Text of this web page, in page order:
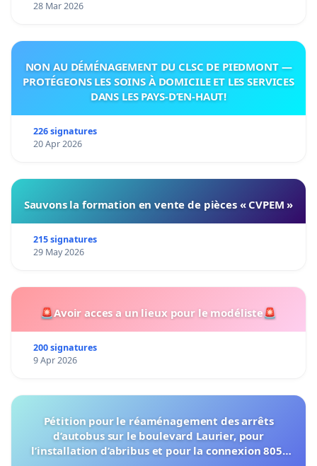
28 Mar 2026
NON AU DÉMÉNAGEMENT DU CLSC DE PIEDMONT —
PROTÉGEONS LES SOINS À DOMICILE ET LES SERVICES
DANS LES PAYS-D’EN-HAUT!
226 signatures
20 Apr 2026
Sauvons la formation en vente de pièces « CVPEM »
215 signatures
29 May 2026
🚨Avoir acces a un lieux pour le modéliste🚨
200 signatures
9 Apr 2026
Pétition pour le réaménagement des arrêts
d’autobus sur le boulevard Laurier, pour
l’installation d’abribus et pour la connexion 805-